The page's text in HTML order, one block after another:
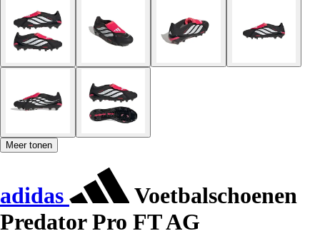
Meer tonen
adidas
Voetbalschoenen
Predator Pro FT AG